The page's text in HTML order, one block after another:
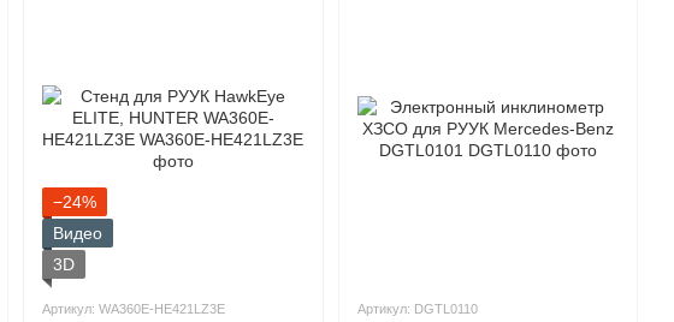
−24%
Видео
3D
Артикул: WA360E-HE421LZ3E Артикул: DGTL0110